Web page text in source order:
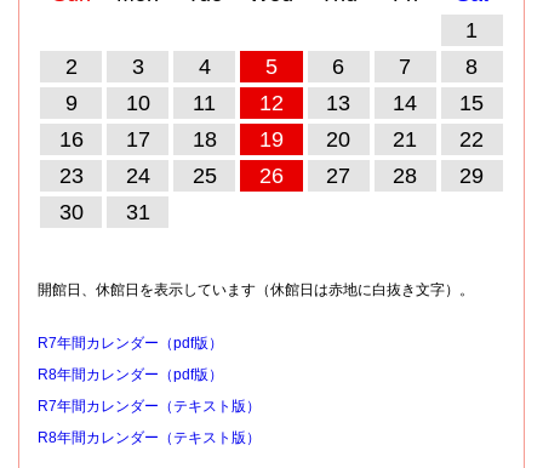
1
2
3 4 5 6 7
8
9
10 11 12 13 14
15
16
17 18 19 20 21
22
23
24 25 26 27 28
29
30
31
開館日、休館日を表示しています（休館日は赤地に白抜き文字）。
R7年間カレンダー（pdf版）
R8年間カレンダー（pdf版）
R7年間カレンダー（テキスト版）
R8年間カレンダー（テキスト版）